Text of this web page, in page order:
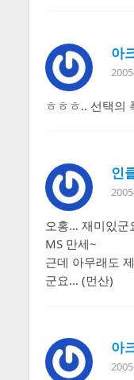
아
ㅎㅎㅎ.. 선택의
인
오홍… 재미있군
MS 만세~
근데 아무래도
군요… (먼산)
아